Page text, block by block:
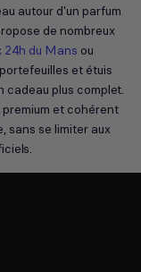
autour d'un parfum
de nombreux
24h du Mans ou
et étuis
cadeau plus complet.
et cohérent
sans se limiter aux